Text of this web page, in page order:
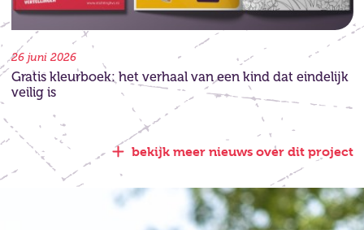
26 juni 2026
Gratis kleurboek: het verhaal van een kind dat eindelijk
veilig is
bekijk meer nieuws over dit project